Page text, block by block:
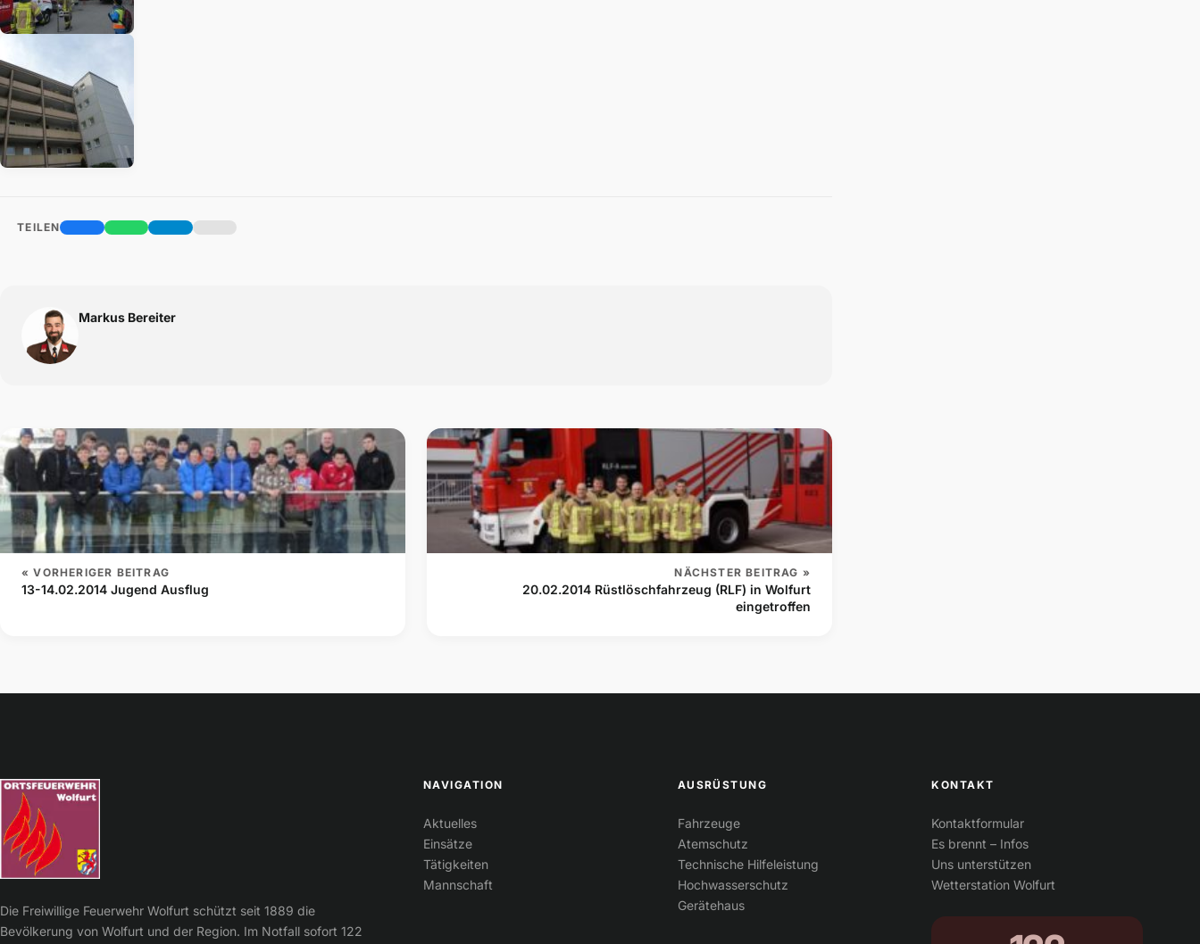
TEILEN
Markus Bereiter
« VORHERIGER BEITRAG
13-14.02.2014 Jugend Ausflug
NÄCHSTER BEITRAG »
20.02.2014 Rüstlöschfahrzeug (RLF) in Wolfurt
eingetroffen
Die Freiwillige Feuerwehr Wolfurt schützt seit 1889 die
Bevölkerung von Wolfurt und der Region. Im Notfall sofort 122
NAVIGATION
Aktuelles
Einsätze
Tätigkeiten
Mannschaft
AUSRÜSTUNG
Fahrzeuge
Atemschutz
Technische Hilfeleistung
Hochwasserschutz
Gerätehaus
KONTAKT
Kontaktformular
Es brennt – Infos
Uns unterstützen
Wetterstation Wolfurt